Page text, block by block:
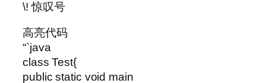
\! 惊叹号
高亮代码
“`java
class Test{
public static void main